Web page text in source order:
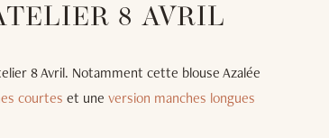
8 AVRIL
8 Avril. Notamment cette blouse Azalée
courtes et une version manches longues